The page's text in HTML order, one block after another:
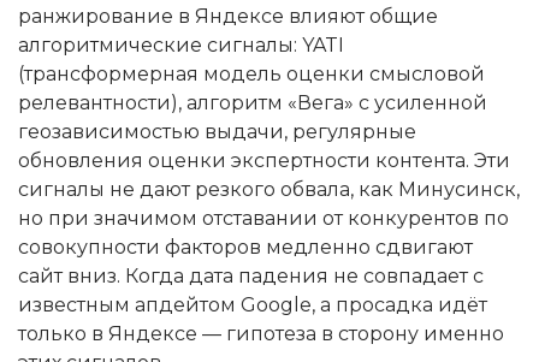
ранжирование в Яндексе влияют общие
алгоритмические сигналы: YATI
(трансформерная модель оценки смысловой
релевантности), алгоритм «Вега» с усиленной
геозависимостью выдачи, регулярные
обновления оценки экспертности контента. Эти
сигналы не дают резкого обвала, как Минусинск,
но при значимом отставании от конкурентов по
совокупности факторов медленно сдвигают
сайт вниз. Когда дата падения не совпадает с
известным апдейтом Google, а просадка идёт
только в Яндексе — гипотеза в сторону именно